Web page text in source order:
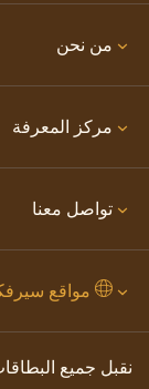
من نحن
مركز المعرفة
تواصل معنا
مواقع
نقبل جميع